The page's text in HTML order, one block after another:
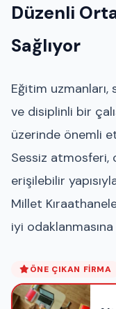
Düzenli
Sağlıyor
Eğitim uzmanları,
ve disiplinli bir
üzerinde önemli
Sessiz atmosferi,
erişilebilir
Millet
iyi
ÖNE ÇIKAN FIRMA